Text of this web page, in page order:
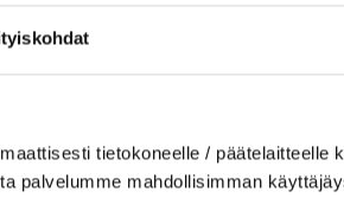
tietokoneelle / päätelaitteelle
palvelumme mahdollisimman